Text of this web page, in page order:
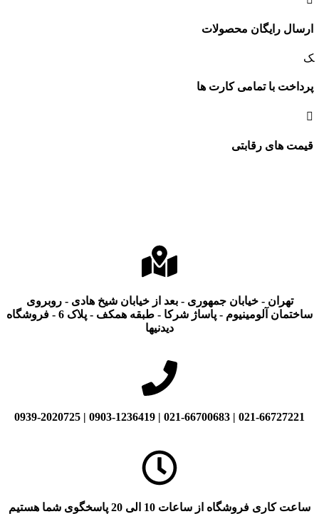
ارسال رایگان محصولات
پرداخت با تمامی کارت ها
قیمت های رقابتی
تهران - خیابان جمهوری - بعد از خیابان شیخ هادی - روبروی
ساختمان آلومینیوم - پاساژ شرکا - طبقه همکف - پلاک 6 - فروشگاه
دیدنیها
021-66727221 | 021-66700683 | 0903-1236419 | 0939-2020725
ساعت کاری فروشگاه از ساعات 10 الی 20 پاسخگوی شما هستیم